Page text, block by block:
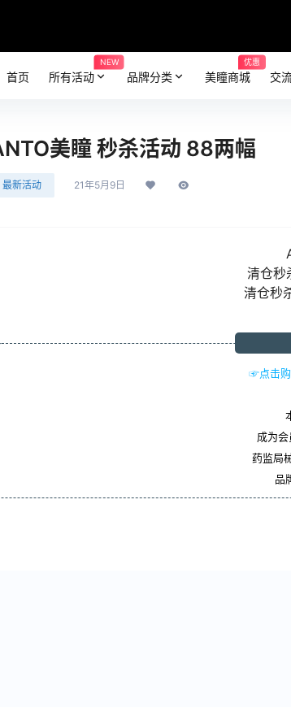
首页 所有活动
NEW
品牌分类 美瞳商城
优惠
交
美瞳 秒杀活动 88两幅
最新活动 21年5月9日
清仓秒
清仓秒
☞点击
成为
药监局
品